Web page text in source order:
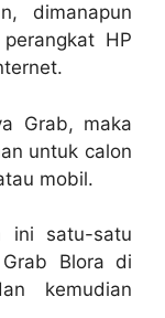
dimanapun
HP
Grab, maka
untuk calon
mobil.
ini satu-satu
Blora di
kemudian